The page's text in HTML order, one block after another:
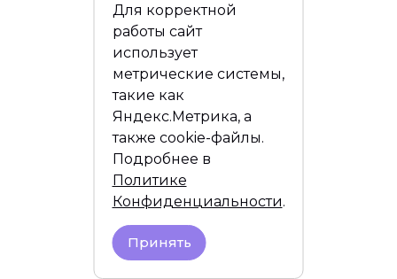
Для корректной
работы сайт
использует
метрические системы,
такие как
Яндекс.Метрика, а
также cookie-файлы.
Подробнее в
Политике
Конфиденциальности.
Принять